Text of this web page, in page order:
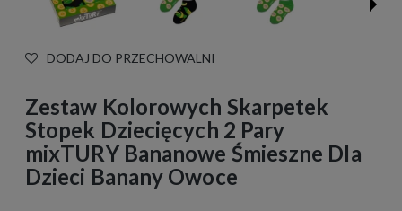
DODAJ DO PRZECHOWALNI
Zestaw Kolorowych Skarpetek
Stopek Dziecięcych 2 Pary
mixTURY Bananowe Śmieszne Dla
Dzieci Banany Owoce